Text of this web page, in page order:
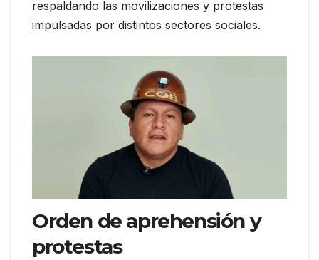
respaldando las movilizaciones y protestas
impulsadas por distintos sectores sociales.
Orden de aprehensión y
protestas